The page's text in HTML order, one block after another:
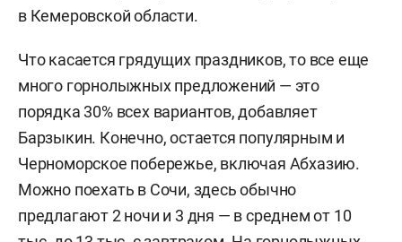
в Кемеровской области.
Что касается грядущих праздников, то все еще
много горнолыжных предложений — это
порядка 30% всех вариантов, добавляет
Барзыкин. Конечно, остается популярным и
Черноморское побережье, включая Абхазию.
Можно поехать в Сочи, здесь обычно
предлагают 2 ночи и 3 дня — в среднем от 10